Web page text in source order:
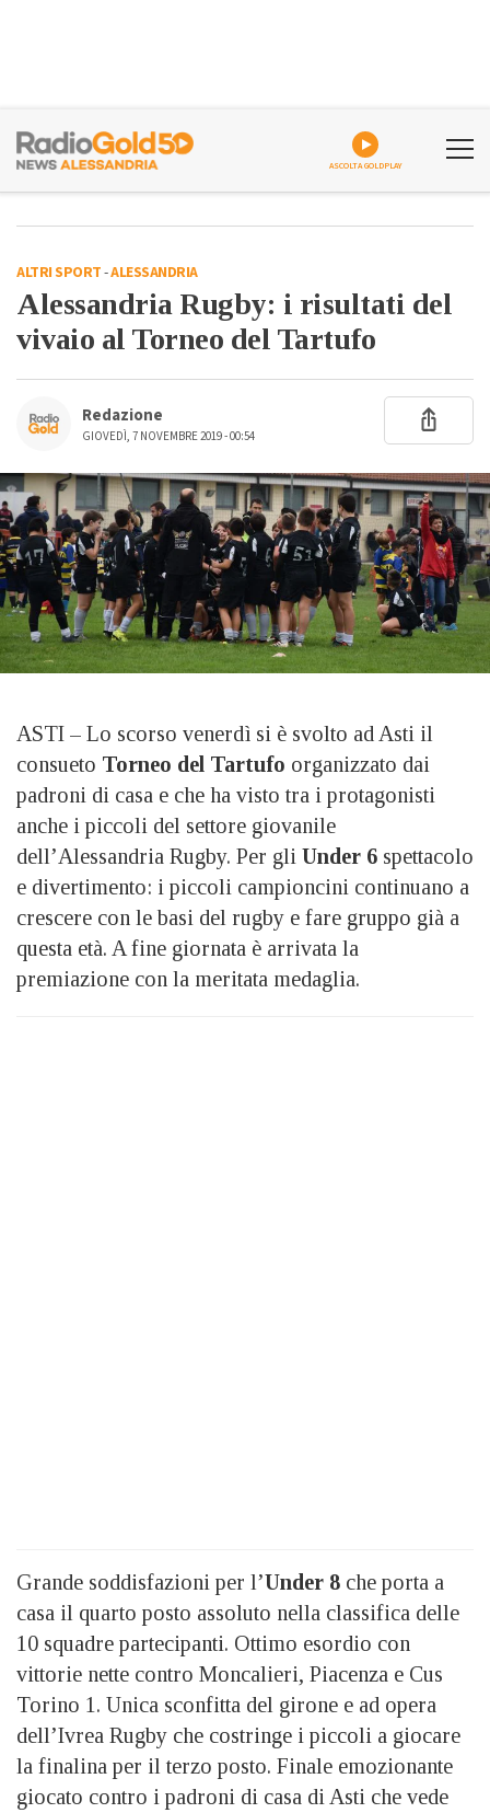
ASCOLTA GOLDPLAY
ALTRI SPORT-ALESSANDRIA
Alessandria Rugby: i risultati del
vivaio al Torneo del Tartufo
Redazione
GIOVEDÌ, 7 NOVEMBRE 2019 - 00:54
ASTI – Lo scorso venerdì si è svolto ad Asti il
consueto Torneo del Tartufo organizzato dai
padroni di casa e che ha visto tra i protagonisti
anche i piccoli del settore giovanile
dell’Alessandria Rugby. Per gli Under 6 spettacolo
e divertimento: i piccoli campioncini continuano a
crescere con le basi del rugby e fare gruppo già a
questa età. A fine giornata è arrivata la
premiazione con la meritata medaglia.
Grande soddisfazioni per l’Under 8 che porta a
casa il quarto posto assoluto nella classifica delle
10 squadre partecipanti. Ottimo esordio con
vittorie nette contro Moncalieri, Piacenza e Cus
Torino 1. Unica sconfitta del girone e ad opera
dell’Ivrea Rugby che costringe i piccoli a giocare
la finalina per il terzo posto. Finale emozionante
giocato contro i padroni di casa di Asti che vede